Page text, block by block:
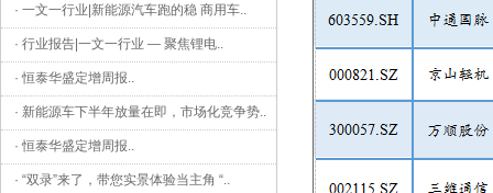
· 一文一行业|新能源汽车跑的稳 商用车..
· 行业报告|一文一行业 — 聚焦锂电..
·恒泰华盛定增周报..
· 新能源车下半年放量在即，市场化竞争势..
·恒泰华盛定增周报..
· “双录”来了，带您实景体验当主角 “..